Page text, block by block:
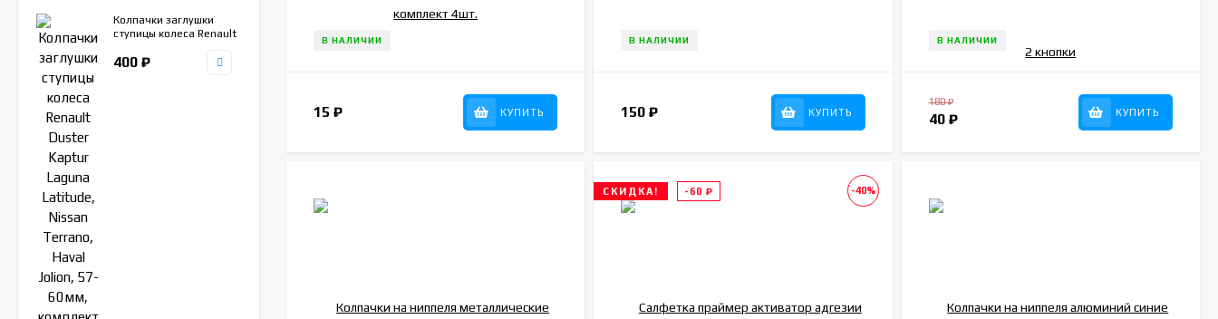
В НАЛИЧИИ
15 ₽ КУПИТЬ
В НАЛИЧИИ
150₽ КУПИТЬ
В НАЛИЧИИ
180₽
40 ₽ КУПИТЬ
-40%
СКИДКА! -60₽
Колпачки заглушки
ступицы колеса Renault
Latitude, Nissan
400 ₽